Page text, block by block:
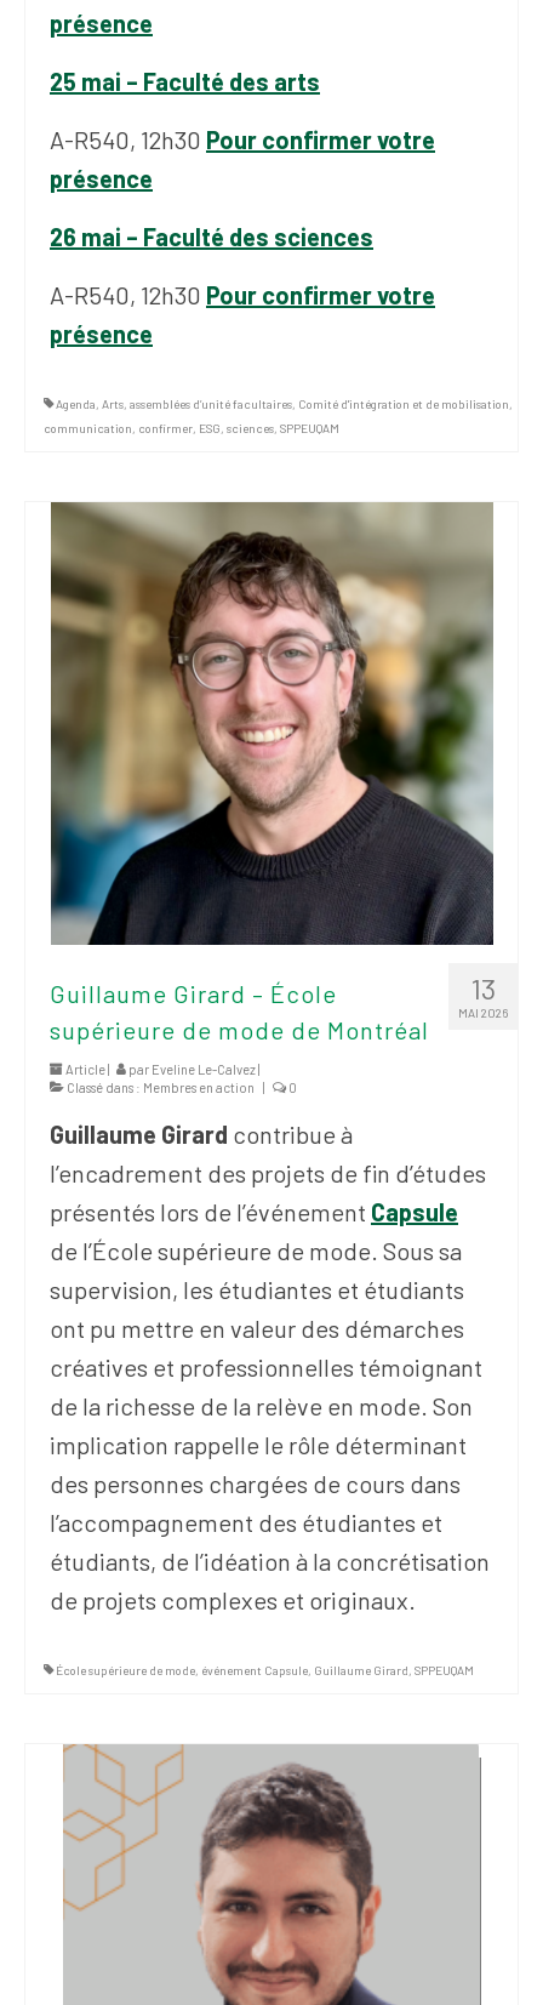
présence
25 mai – Faculté des arts
A-R540, 12h30 Pour confirmer votre
présence
26 mai – Faculté des sciences
A-R540, 12h30 Pour confirmer votre
présence
Agenda, Arts, assemblées d’unité facultaires, Comité d'intégration et de mobilisation,
communication, confirmer, ESG, sciences, SPPEUQAM
13
MAI 2026
Guillaume Girard – École
supérieure de mode de Montréal
Article | par Eveline Le-Calvez|
Classé dans : Membres en action | 0
Guillaume Girard contribue à
l’encadrement des projets de fin d’études
présentés lors de l’événement Capsule
de l’École supérieure de mode. Sous sa
supervision, les étudiantes et étudiants
ont pu mettre en valeur des démarches
créatives et professionnelles témoignant
de la richesse de la relève en mode. Son
implication rappelle le rôle déterminant
des personnes chargées de cours dans
l’accompagnement des étudiantes et
étudiants, de l’idéation à la concrétisation
de projets complexes et originaux.
École supérieure de mode, événement Capsule, Guillaume Girard, SPPEUQAM